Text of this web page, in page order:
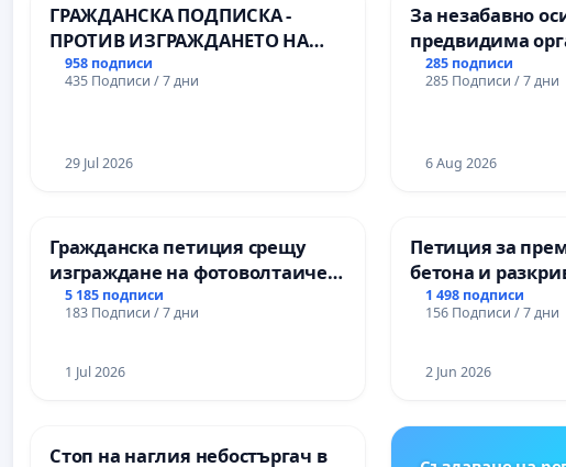
Пазарджик
ГРАЖДАНСКА ПОДПИСКА -
ПРОТИВ ИЗГРАЖДАНЕТО НА
ВЪЖЕНА ЛИНИЯ (ЛИФТ) НА
ТЕРИТОРИЯТА НА ПРИРОДНА
(БУНАРДЖИК)
958 подписи
435 Подписи / 7 дни
29 Jul 2026
За незабавно
предвидима
учебния процес
на правото на
Александър I“ и
285 подписи
285 Подписи / 7 дни
6 Aug 2026
Гражданска петиция срещу
изграждане на фотоволтаичен
парк в с.Прибой, общ. Радомир
5 185 подписи
183 Подписи / 7 дни
1 Jul 2026
Петиция за
бетона и
античното сърце
Могиланската
1 498 подписи
156 Подписи / 7 дни
2 Jun 2026
Стоп на наглия небостъргач в